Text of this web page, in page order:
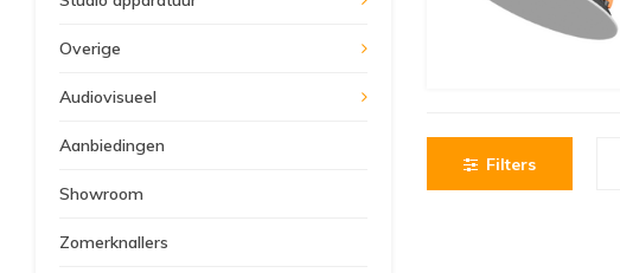
Overige
Audiovisueel
Aanbiedingen
Showroom
Zomerknallers
Filters